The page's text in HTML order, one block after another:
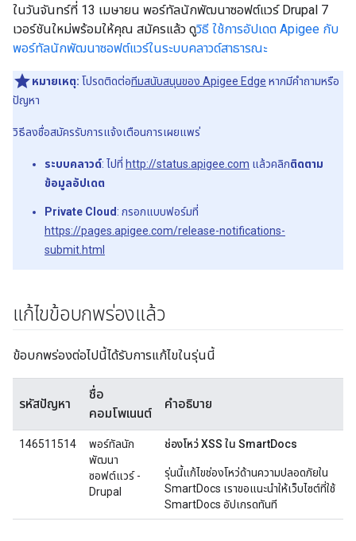
ในวันจันทร์ที่ 13 เมษายน พอร์ทัลนักพัฒนาซอฟต์แวร์ Drupal 7
เวอร์ชันใหม่พร้อมให้คุณ สมัครแล้ว ดูวิธี ใช้การอัปเดต Apigee กับ
พอร์ทัลนักพัฒนาซอฟต์แวร์ในระบบคลาวด์สาธารณะ
หมายเหตุ: โปรดติดต่อทีมสนับสนุนของ Apigee Edge หากมีคำถามหรือ
ปัญหา
วิธีลงชื่อสมัครรับการแจ้งเตือนการเผยแพร่
ระบบคลาวด์: ไปที่ http://status.apigee.com แล้วคลิกติดตาม
ข้อมูลอัปเดต
Private Cloud : กรอกแบบฟอร์มที่
https://pages.apigee.com/release-notifications-
submit.html
แก้ไขข้อบกพร่องแล้ว
ข้อบกพร่องต่อไปนี้ได้รับการแก้ไขในรุ่นนี้
รหัสปัญหา
ชื่อ
คอมโพเนนต์
คำอธิบาย
146511514
พอร์ทัลนัก
พัฒนา
ซอฟต์แวร์ -
Drupal
ช่องโหว่ XSS ใน SmartDocs
รุ่นนี้แก้ไขช่องโหว่ด้านความปลอดภัยใน
SmartDocs เราขอแนะนำให้เว็บไซต์ที่ใช้
SmartDocs อัปเกรดทันที